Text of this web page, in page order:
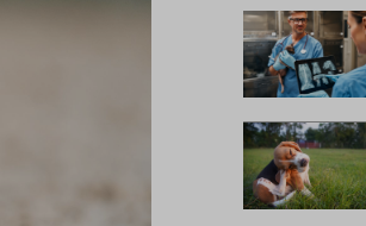
stärka svensk
Greece,
Netherlands.
diverse work
together to
[…]